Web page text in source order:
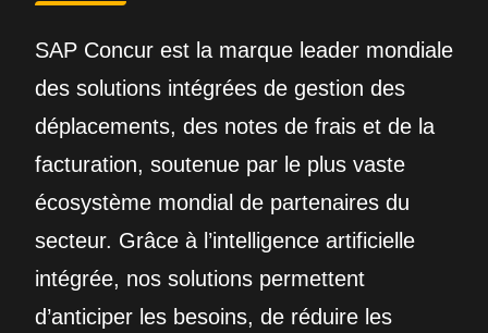
SAP Concur est la marque leader mondiale
des solutions intégrées de gestion des
déplacements, des notes de frais et de la
facturation, soutenue par le plus vaste
écosystème mondial de partenaires du
secteur. Grâce à l’intelligence artificielle
intégrée, nos solutions permettent
d’anticiper les besoins, de réduire les